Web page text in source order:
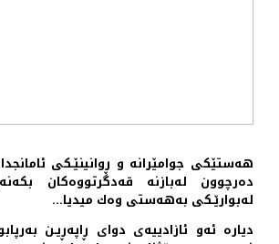
هه‌ستێكی جوامێرانه‌ و ڕوانینێـكی
ده‌رچوون له‌بازنه‌ قه‌دگرتووه‌كان
له‌بوارێـكی به‌هه‌ستی وه‌ك میدیا…
دیاره‌ ئه‌و ئازادییه‌ی دوای ڕاپه‌ڕیـن